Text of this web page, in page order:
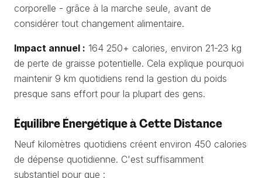
corporelle - grâce à la marche seule, avant de
considérer tout changement alimentaire.
Impact annuel : 164 250+ calories, environ 21-23 kg
de perte de graisse potentielle. Cela explique pourquoi
maintenir 9 km quotidiens rend la gestion du poids
presque sans effort pour la plupart des gens.
Équilibre Énergétique à Cette Distance
Neuf kilomètres quotidiens créent environ 450 calories
de dépense quotidienne. C'est suffisamment
substantiel pour que :